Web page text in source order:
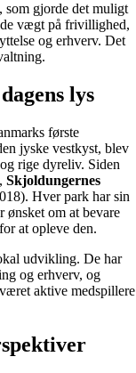
, som gjorde det muligt
vægt på frivillighed,
og erhverv. Det
lys
første
jyske vestkyst, blev
rige dyreliv. Siden
Skjoldungernes
Hver park har sin
ønsket om at bevare
at opleve den.
udvikling. De har
og erhverv, og
aktive medspillere